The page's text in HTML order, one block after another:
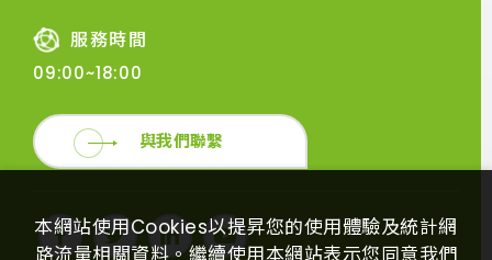
服務時間
09:00~18:00
與我們聯繫
本網站使用Cookies以提昇您的使用體驗及統計網
路流量相關資料。繼續使用本網站表示您同意我們